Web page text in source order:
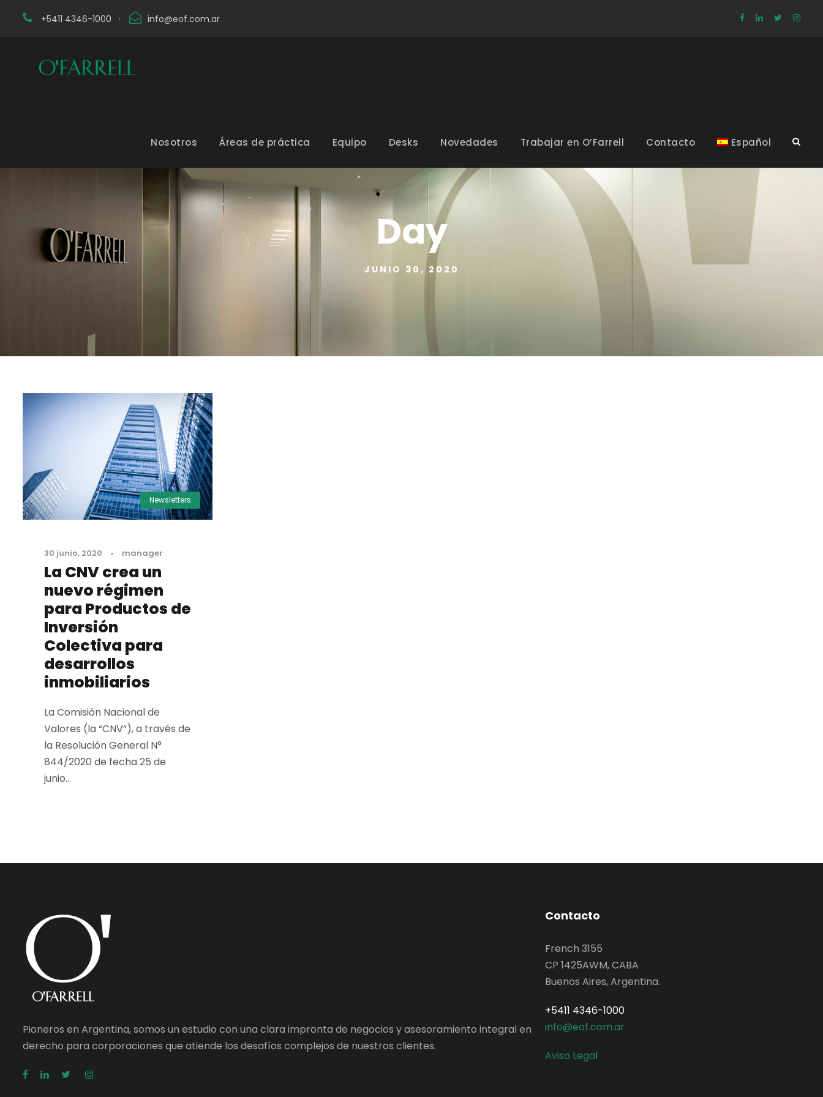
+5411 4346-1000 · info@eof.com.ar
Nosotros Áreas de práctica Equipo Desks Novedades Trabajar en O’Farrell Contacto Español
Day
JUNIO 30, 2020
Newsletters
30 junio, 2020 • manager
La CNV crea un
nuevo régimen
para Productos de
Inversión
Colectiva para
desarrollos
inmobiliarios
La Comisión Nacional de
Valores (la “CNV”), a través de
la Resolución General N°
844/2020 de fecha 25 de
junio...
Pioneros en Argentina, somos un estudio con una clara impronta de negocios y asesoramiento integral en
derecho para corporaciones que atiende los desafíos complejos de nuestros clientes.
Contacto
French 3155
CP 1425AWM, CABA
Buenos Aires, Argentina.
+5411 4346-1000
info@eof.com.ar
Aviso Legal